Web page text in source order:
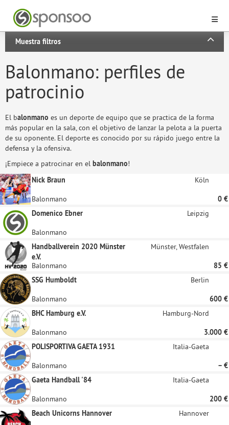
Muestra filtros
Balonmano: perfiles de
patrocinio
El balonmano es un deporte de equipo que se practica de la forma
más popular en la sala, con el objetivo de lanzar la pelota a la puerta
de su oponente. El deporte es conocido por su rápido juego entre la
defensa y la ofensiva.
¡Empiece a patrocinar en el balonmano!
Nick Braun
Köln
Balonmano
0 €
Domenico Ebner
Leipzig
Balonmano
Handballverein 2020 Münster
e.V.
Münster, Westfalen
Balonmano
85 €
SSG Humboldt
Berlin
Balonmano
600 €
BHC Hamburg e.V.
Hamburg-Nord
Balonmano
3.000 €
POLISPORTIVA GAETA 1931
Italia-Gaeta
Balonmano
– €
Gaeta Handball '84
Italia-Gaeta
Balonmano
200 €
Beach Unicorns Hannover
Hannover